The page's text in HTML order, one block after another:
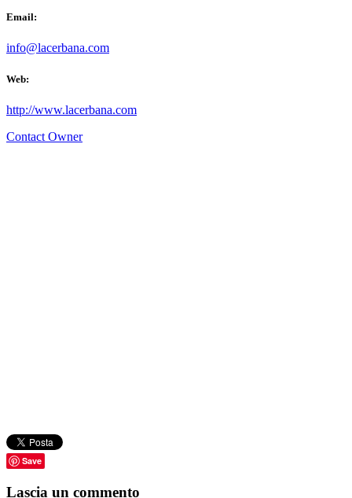
Email:
info@lacerbana.com
Web:
http://www.lacerbana.com
Contact Owner
Save
Lascia un commento